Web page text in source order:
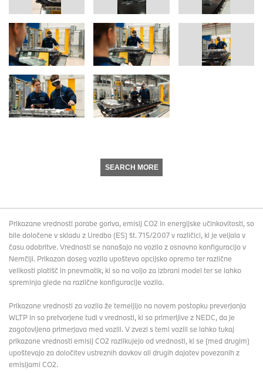
SEARCH MORE
Prikazane vrednosti porabe goriva, emisij CO2 in energijske učinkovitosti, so
bile določene v skladu z Uredbo (ES) št. 715/2007 v različici, ki je veljala v
času odobritve. Vrednosti se nanašajo na vozilo z osnovno konfiguracijo v
Nemčiji. Prikazan doseg vozila upošteva opcijsko opremo ter različne
velikosti platišč in pnevmatik, ki so na voljo za izbrani model ter se lahko
spreminja glede na različne konfiguracije vozila.
Prikazane vrednosti za vozila že temeljijo na novem postopku preverjanja
WLTP in so pretvorjene tudi v vrednosti, ki so primerljive z NEDC, da je
zagotovljena primerjava med vozili. V zvezi s temi vozili se lahko tukaj
prikazane vrednosti emisij CO2 razlikujejo od vrednosti, ki se (med drugim)
upoštevajo za določitev ustreznih davkov ali drugih dajatev povezanih z
emisijami CO2.